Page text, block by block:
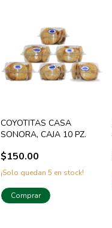
COYOTITAS CASA
SONORA, CAJA 10 PZ.
$150.00
¡Solo quedan 5 en stock!
Comprar